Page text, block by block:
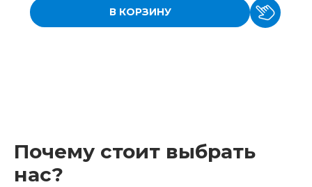
В КОРЗИНУ
Почему стоит выбрать
нас?